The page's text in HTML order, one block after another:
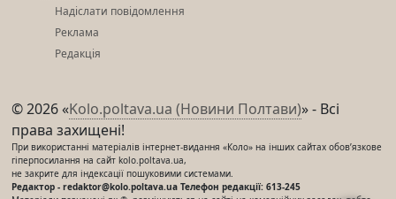
Надіслати повідомлення
Реклама
Редакція
© 2026 «Kolo.poltava.ua (Новини Полтави)» - Всі
права захищені!
При використанні матеріалів інтернет-видання «Коло» на інших сайтах обов’язкове
гіперпосилання на сайт kolo.poltava.ua,
не закрите для індексації пошуковими системами.
Редактор - redaktor@kolo.poltava.ua Телефон редакції: 613-245